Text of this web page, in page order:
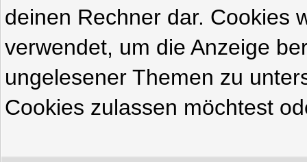
deinen Rechner dar. Cookies
verwendet, um die Anzeige
ungelesener Themen zu
Cookies zulassen möchtest